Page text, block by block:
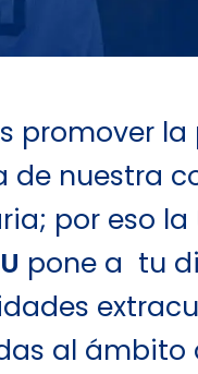
promover
de nuestra
por eso la
pone a tu
al ámbito